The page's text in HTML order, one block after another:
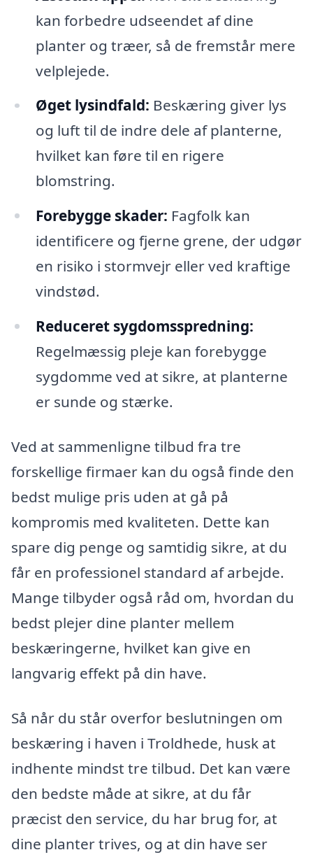
kan forbedre udseendet af dine
planter og træer, så de fremstår mere
velplejede.
Øget lysindfald: Beskæring giver lys
og luft til de indre dele af planterne,
hvilket kan føre til en rigere
blomstring.
Forebygge skader: Fagfolk kan
identificere og fjerne grene, der udgør
en risiko i stormvejr eller ved kraftige
vindstød.
Reduceret sygdomsspredning:
Regelmæssig pleje kan forebygge
sygdomme ved at sikre, at planterne
er sunde og stærke.
Ved at sammenligne tilbud fra tre
forskellige firmaer kan du også finde den
bedst mulige pris uden at gå på
kompromis med kvaliteten. Dette kan
spare dig penge og samtidig sikre, at du
får en professionel standard af arbejde.
Mange tilbyder også råd om, hvordan du
bedst plejer dine planter mellem
beskæringerne, hvilket kan give en
langvarig effekt på din have.
Så når du står overfor beslutningen om
beskæring i haven i Troldhede, husk at
indhente mindst tre tilbud. Det kan være
den bedste måde at sikre, at du får
præcist den service, du har brug for, at
dine planter trives, og at din have ser